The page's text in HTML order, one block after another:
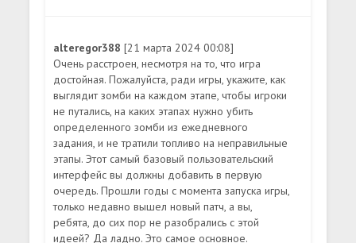
alteregor388[21 марта 2024 00:08]
Очень расстроен, несмотря на то, что игра
достойная. Пожалуйста, ради игры, укажите, как
выглядит зомби на каждом этапе, чтобы игроки
не путались, на каких этапах нужно убить
определенного зомби из ежедневного
задания, и не тратили топливо на неправильные
этапы. Этот самый базовый пользовательский
интерфейс вы должны добавить в первую
очередь. Прошли годы с момента запуска игры,
только недавно вышел новый патч, а вы,
ребята, до сих пор не разобрались с этой
идеей? Да ладно. Это самое основное.